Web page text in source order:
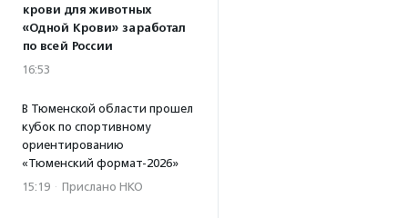
крови для животных
«Одной Крови» заработал
по всей России
16:53
В Тюменской области прошел
кубок по спортивному
ориентированию
«Тюменский формат-2026»
15:19 · Прислано НКО